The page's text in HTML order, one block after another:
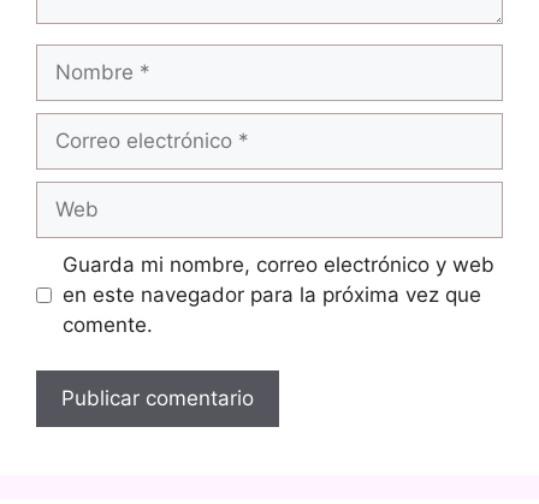
electrónico
Guarda mi nombre, correo electrónico y web
en este navegador para la próxima vez que
comente.